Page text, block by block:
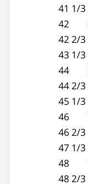
41 1/3
42
42 2/3
43 1/3
44
44 2/3
45 1/3
46
46 2/3
47 1/3
48
48 2/3